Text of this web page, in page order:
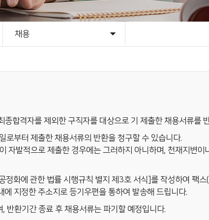
채용
종합격자를 제외한 구직자를 대상으로 기 제출한 채용서류를
로부터 제출한 채용서류의 반환을 청구할 수 있습니다.
자발적으로 제출한 경우에는 그러하지 아니하며, 천재지변이
정화에 관한 법률 시행규칙 별지 제3호 서식]를 작성하여
지정한 주소지로 등기우편을 통하여 발송해 드립니다.
환기간 종료 후 채용서류는 파기할 예정입니다.